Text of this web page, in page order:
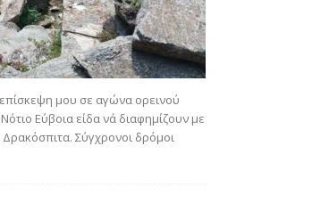
μου σε αγώνα ορεινού
Εύβοια είδα νά διαφημίζουν με
Σύγχρονοι δρόμοι